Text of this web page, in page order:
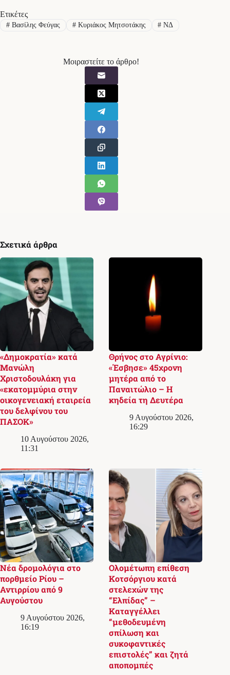
Ετικέτες
#Βασίλης Φεύγας #Κυριάκος Μητσοτάκης # ΝΔ
Μοιραστείτε το άρθρο!
Σχετικά άρθρα
«Δημοκρατία» κατά
Μανώλη
Χριστοδουλάκη για
«εκατομμύρια στην
οικογενειακή εταιρεία
του δελφίνου του
ΠΑΣΟΚ»
10 Αυγούστου 2026,
11:31
Θρήνος στο Αγρίνιο:
«Έσβησε» 45χρονη
μητέρα από το
Παναιτώλιο – Η
κηδεία τη Δευτέρα
9 Αυγούστου 2026,
16:29
Νέα δρομολόγια στο
πορθμείο Ρίου –
Αντιρρίου από 9
Αυγούστου
9 Αυγούστου 2026,
16:19
Ολομέτωπη επίθεση
Κοτσόργιου κατά
στελεχών της
“Ελπίδας” –
Καταγγέλλει
“μεθοδευμένη
σπίλωση και
συκοφαντικές
επιστολές” και ζητά
αποπομπές